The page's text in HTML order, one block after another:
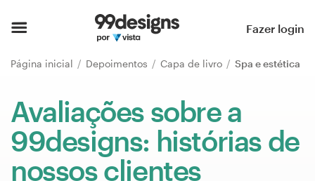
Fazer login
Página inicial Depoimentos Capa de livro Spa e estética
Avaliações sobre a
99designs: histórias de
nossos clientes
Página inicial
Pesquisar categorias
Como funciona
Encontre um designer
Inspiração